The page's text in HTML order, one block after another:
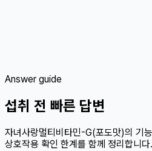
Answer guide
섭취 전 빠른 답변
자녀사랑멀티비타민-G(포도맛)의 기
상호작용 확인 한계를 함께 정리합니다.